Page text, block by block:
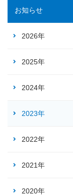
お知らせ
2026年
2025年
2024年
2023年
2022年
2021年
2020年